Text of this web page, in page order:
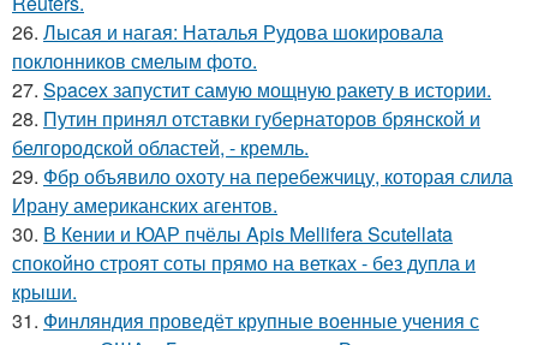
26. Лысая и нагая: Наталья Рудова шокировала
поклонников смелым фото.
27. Spacex запустит самую мощную ракету в истории.
28. Путин принял отставки губернаторов брянской и
белгородской областей, - кремль.
29. Фбр объявило охоту на перебежчицу, которая слила
Ирану американских агентов.
30. В Кении и ЮАР пчёлы Apis Mellifera Scutellata
спокойно строят соты прямо на ветках - без дупла и
крыши.
31. Финляндия проведёт крупные военные учения с